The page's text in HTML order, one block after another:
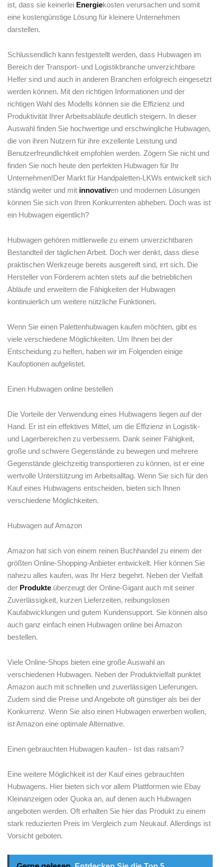
ist, dass ‍sie keinerlei Energiekosten verursachen‍ und ⁣somit
eine kostengünstige Lösung für ‍kleinere Unternehmen
darstellen.
Schlussendlich kann festgestellt werden, dass Hubwagen im
Bereich der Transport- und Logistikbranche unverzichtbare
Helfer sind und auch in anderen Branchen erfolgreich eingesetzt
werden‌ können. Mit den richtigen Informationen⁣ und der
richtigen Wahl des Modells ⁤können sie die Effizienz und
Produktivität Ihrer Arbeitsabläufe deutlich steigern. In dieser
Auswahl finden Sie hochwertige‌ und erschwingliche Hubwagen,
die von ihren Nutzern ⁢für ihre exzellente Leistung und
Benutzerfreundlichkeit empfohlen werden. Zögern Sie nicht und
⁣finden Sie noch heute den perfekten Hubwagen für Ihr
Unternehmen!Der‍ Markt für Handpaletten-LKWs entwickelt sich
⁤ständig weiter und mit‍ innovativen und modernen Lösungen
können Sie sich von Ihren Konkurrenten abheben. Doch was ist
ein Hubwagen eigentlich?
Hubwagen gehören‌ mittlerweile zu einem unverzichtbaren⁣
Bestandteil der ‍täglichen Arbeit. Doch wer denkt, dass diese
praktischen Werkzeuge bereits ausgereift sind,‍ irrt sich. Die
Hersteller von Förderern achten‌ stets auf die betrieblichen
Abläufe ​und erweitern die Fähigkeiten der Hubwagen ​
kontinuierlich um weitere nützliche Funktionen.
Wenn Sie einen Palettenhubwagen kaufen möchten, gibt es
viele verschiedene Möglichkeiten. Um Ihnen bei der
Entscheidung zu helfen, haben wir im Folgenden einige
Kaufoptionen aufgelistet.
Einen Hubwagen online bestellen
Die Vorteile der Verwendung eines Hubwagens ⁣liegen auf der
Hand.‍ Er ist ein effektives Mittel, um die Effizienz in Logistik-
und Lagerbereichen zu​ verbessern. ‌Dank⁣ seiner Fähigkeit,
große und ⁢schwere Gegenstände zu bewegen und mehrere
Gegenstände gleichzeitig transportieren⁤ zu können, ist er eine
wertvolle Unterstützung im Arbeitsalltag. Wenn Sie sich für den
Kauf eines Hubwagens entscheiden, bieten sich Ihnen
verschiedene Möglichkeiten.
Hubwagen auf Amazon
Amazon hat sich von einem reinen Buchhandel zu einem der
größten Online-Shopping-Anbieter entwickelt. Hier können Sie
nahezu alles kaufen,⁣ was Ihr Herz begehrt. Neben der Vielfalt
der Produkte überzeugt der Online-Gigant auch mit seiner
Zuverlässigkeit, kurzen Lieferzeiten, reibungslosen
Kaufabwicklungen und gutem Kundensupport. Sie können‌ also​
auch ganz einfach ‍einen ⁤Hubwagen online bei Amazon
bestellen.
Viele ​Online-Shops bieten eine große Auswahl an
verschiedenen Hubwagen. Neben der Produktvielfalt ‍punktet
Amazon ​auch mit schnellen und zuverlässigen Lieferungen.
Zudem sind die Preise und Angebote oft⁤ günstiger als bei der
Konkurrenz. Wenn Sie also einen Hubwagen erwerben wollen,
ist Amazon ⁤eine optimale Alternative.
Einen gebrauchten Hubwagen kaufen ‍- Ist das ratsam?
Eine weitere Möglichkeit ist der‌ Kauf eines gebrauchten
Hubwagens. Hier bieten sich vor allem Plattformen‍ wie Ebay
Kleinanzeigen oder Quoka an, auf denen auch ​Hubwagen
angeboten werden. Oft⁢ erhalten Sie hier das Produkt zu einem
stark reduzierten Preis im Vergleich zum Neukauf. ‍Allerdings ‍ist
⁤Vorsicht geboten.